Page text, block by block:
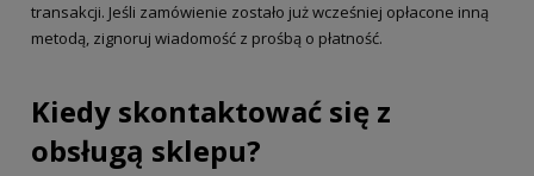
transakcji. Jeśli zamówienie zostało już wcześniej opłacone inną
metodą, zignoruj wiadomość z prośbą o płatność.
Kiedy skontaktować się z
obsługą sklepu?